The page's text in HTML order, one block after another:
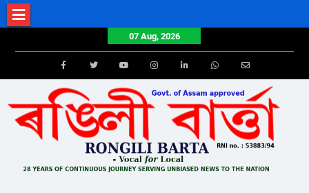
Skip
to
07 Aug, 2026
FacebookTwitterYoutube Email